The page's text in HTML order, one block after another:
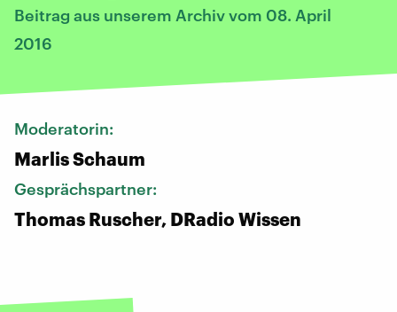
Beitrag aus unserem Archiv vom 08. April
2016
Moderatorin:
Marlis Schaum
Gesprächspartner:
Thomas Ruscher, DRadio Wissen